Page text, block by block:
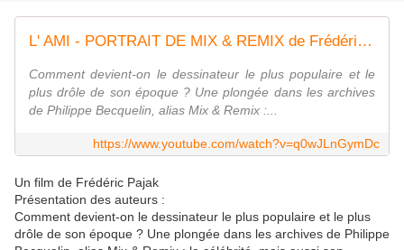
L' AMI - PORTRAIT DE MIX & REMIX de Frédéric Pajak - bande-annonce
Comment devient-on le dessinateur le plus populaire et le
plus drôle de son époque ? Une plongée dans les archives
de Philippe Becquelin, alias Mix & Remix :...
https://www.youtube.com/watch?v=q0wJLnGymDc
Un film de Frédéric Pajak
Présentation des auteurs :
Comment devient-on le dessinateur le plus populaire et le plus
drôle de son époque ? Une plongée dans les archives de Philippe